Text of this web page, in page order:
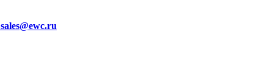
sales@ewc.ru